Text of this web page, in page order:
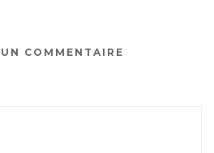
COMMENTAIRE